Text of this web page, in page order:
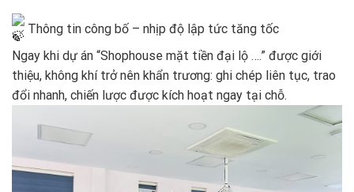
Thông tin công bố – nhịp độ lập tức tăng tốc
Ngay khi dự án “Shophouse mặt tiền đại lộ ….” được giới
thiệu, không khí trở nên khẩn trương: ghi chép liên tục, trao
đổi nhanh, chiến lược được kích hoạt ngay tại chỗ.